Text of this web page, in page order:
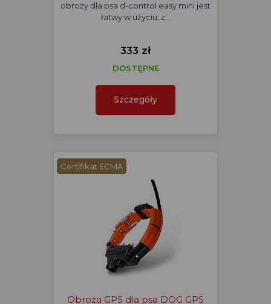
obroży dla psa d-control easy mini jest
łatwy w użyciu, z…
333 zł
DOSTĘPNE
Szczegóły
Certifikat ECMA
Obroża GPS dla psa DOG GPS